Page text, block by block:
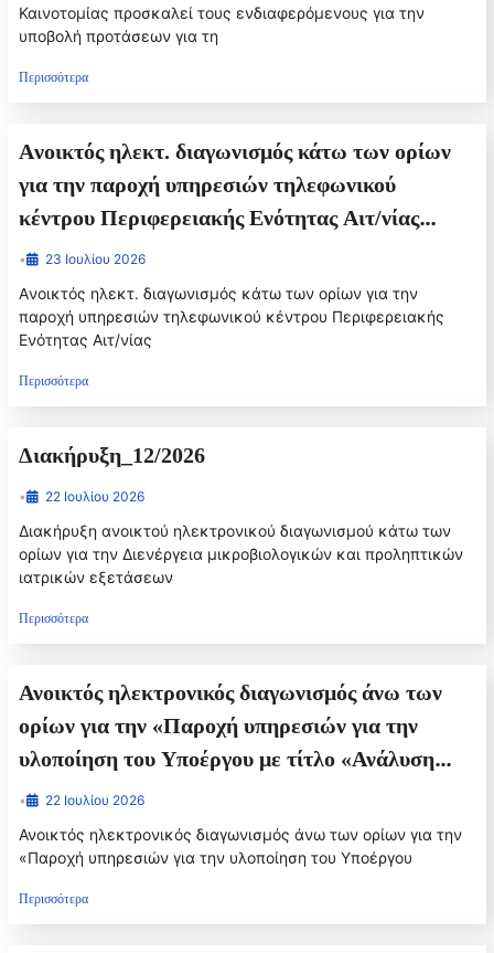
Τεχνολογίες για την ανταγωνιστικότητα και τη
βιώσιμη καινοτομία των ΜΜΕ», με ακρωνύμιο
“BLUE TECH”, του προγράμματος Interreg VI-
Καινοτομίας προσκαλεί τους ενδιαφερόμενους για την
υποβολή προτάσεων για τη
Περισσότερα
Aνοικτός ηλεκτ. διαγωνισμός κάτω των ορίων
για την παροχή υπηρεσιών τηλεφωνικού
κέντρου Περιφερειακής Ενότητας Αιτ/νίας
Περιφέρειας Δυτικής Ελλάδας, εκτιμώμενης
αξίας 148.800,00 € συμπεριλαμβανομένου ΦΠΑ
24%.
• 23 Ιουλίου 2026
Aνοικτός ηλεκτ. διαγωνισμός κάτω των ορίων για την
παροχή υπηρεσιών τηλεφωνικού κέντρου Περιφερειακής
Ενότητας Αιτ/νίας
Περισσότερα
Διακήρυξη_12/2026
• 22 Ιουλίου 2026
Διακήρυξη ανοικτού ηλεκτρονικού διαγωνισμού κάτω των
ορίων για την Διενέργεια μικροβιολογικών και προληπτικών
ιατρικών εξετάσεων
Περισσότερα
Ανοικτός ηλεκτρονικός διαγωνισμός άνω των
ορίων για την «Παροχή υπηρεσιών για την
υλοποίηση του Υποέργου με τίτλο «Ανάλυση
Υφιστάμενης Κατάστασης – Καλές Πρακτικές –
Διασυνοριακές Στρατηγικές και Σχέδια –
Εξειδικευμένα Συστήματα για την Περιοχή
• 22 Ιουλίου 2026
Ανοικτός ηλεκτρονικός διαγωνισμός άνω των ορίων για την
«Παροχή υπηρεσιών για την υλοποίηση του Υποέργου
Περισσότερα